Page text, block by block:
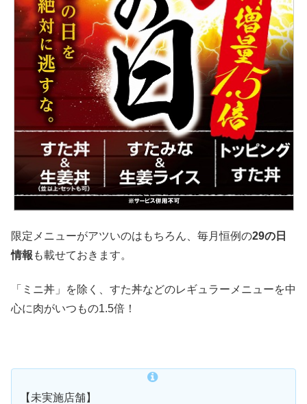
限定メニューがアツいのはもちろん、毎月恒例の29の日
情報 も載せておきます。
「ミニ丼」を除く、すた丼などのレギュラーメニューを中
心に肉がいつもの1.5倍！
【未実施店舗】